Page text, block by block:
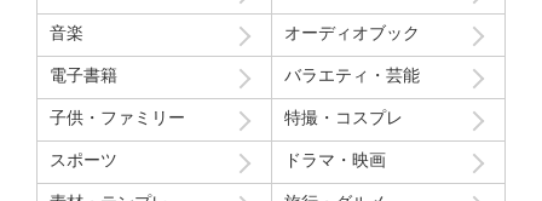
音楽 オーディオブック
電子書籍 バラエティ・芸能
子供・ファミリー 特撮・コスプレ
スポーツ ドラマ・映画